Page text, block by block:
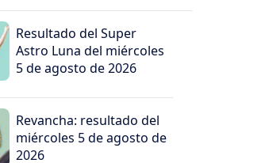
Resultado del Super
Astro Luna del miércoles
5 de agosto de 2026
Revancha: resultado del
miércoles 5 de agosto de
2026